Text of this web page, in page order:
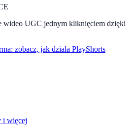
wideo UGC jednym kliknięciem dzięki
zobacz, jak działa PlayShorts
i więcej